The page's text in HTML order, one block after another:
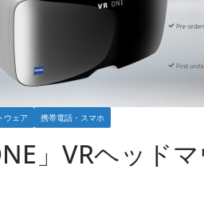
ウェア 携帯電話・スマホ
」VRヘッド